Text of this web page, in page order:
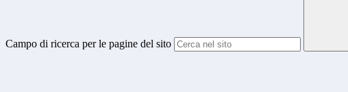
Campo di ricerca per le pagine del sito